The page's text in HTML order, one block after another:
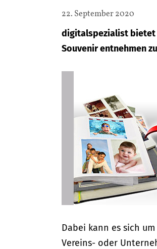
22. September 2020
digitalspezialist bietet
Souvenir entnehmen
Dabei kann es sich
Vereins- oder